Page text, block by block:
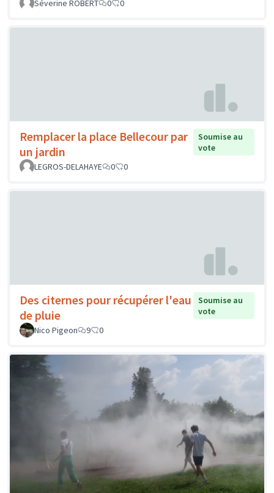
Séverine ROBERT
0 0
Remplacer la place Bellecour par
un jardin
Soumise au
vote
LEGROS-DELAHAYE
0 0
Des citernes pour récupérer l'eau
de pluie
Soumise au
vote
Nico Pigeon
9 0